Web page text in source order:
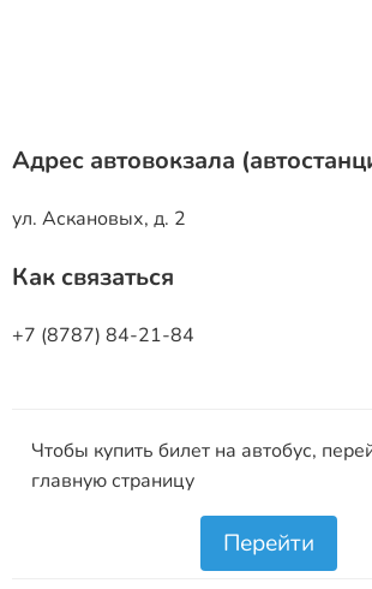
Адрес автовокзала
ул. Аскановых, д. 2
Как связаться
+7 (8787) 84-21-84
Чтобы купить билет на автобус,
главную страницу
Перейти